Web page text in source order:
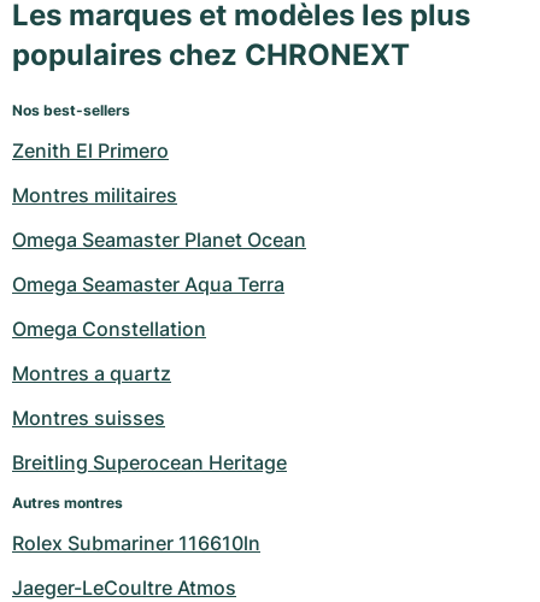
Les marques et modèles les plus
populaires chez CHRONEXT
Nos best-sellers
Zenith El Primero
Montres militaires
Omega Seamaster Planet Ocean
Omega Seamaster Aqua Terra
Omega Constellation
Montres a quartz
Montres suisses
Breitling Superocean Heritage
Autres montres
Rolex Submariner 116610ln
Jaeger-LeCoultre Atmos